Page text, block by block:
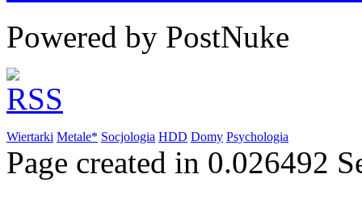
Powered by PostNuke
Wiertarki Metale* Socjologia HDD Domy Psychologia
Page created in 0.026492